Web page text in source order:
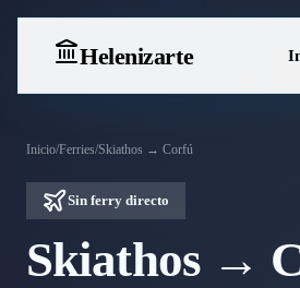
Helenizarte
Inicio/Ferries/Skiathos → Corfú
Sin ferry directo
Skiathos →